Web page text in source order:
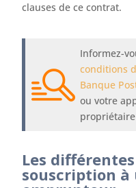
clauses de ce contrat.
Informez-
conditions
Banque
ou votre
Les
souscription à